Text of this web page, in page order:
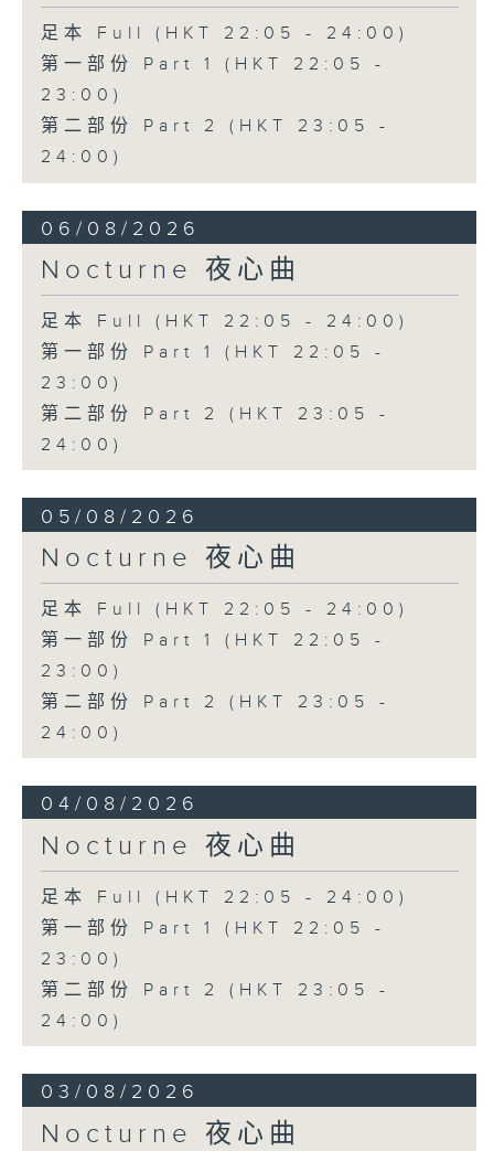
足本 Full (HKT 22:05 - 24:00)
第一部份 Part 1 (HKT 22:05 -
23:00)
第二部份 Part 2 (HKT 23:05 -
24:00)
06/08/2026
Nocturne 夜心曲
足本 Full (HKT 22:05 - 24:00)
第一部份 Part 1 (HKT 22:05 -
23:00)
第二部份 Part 2 (HKT 23:05 -
24:00)
05/08/2026
Nocturne 夜心曲
足本 Full (HKT 22:05 - 24:00)
第一部份 Part 1 (HKT 22:05 -
23:00)
第二部份 Part 2 (HKT 23:05 -
24:00)
04/08/2026
Nocturne 夜心曲
足本 Full (HKT 22:05 - 24:00)
第一部份 Part 1 (HKT 22:05 -
23:00)
第二部份 Part 2 (HKT 23:05 -
24:00)
03/08/2026
Nocturne 夜心曲